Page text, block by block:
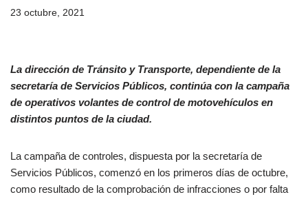
23 octubre, 2021
La dirección de Tránsito y Transporte, dependiente de la
secretaría de Servicios Públicos, continúa con la campaña
de operativos volantes de control de motovehículos en
distintos puntos de la ciudad.
La campaña de controles, dispuesta por la secretaría de
Servicios Públicos, comenzó en los primeros días de octubre,
como resultado de la comprobación de infracciones o por falta